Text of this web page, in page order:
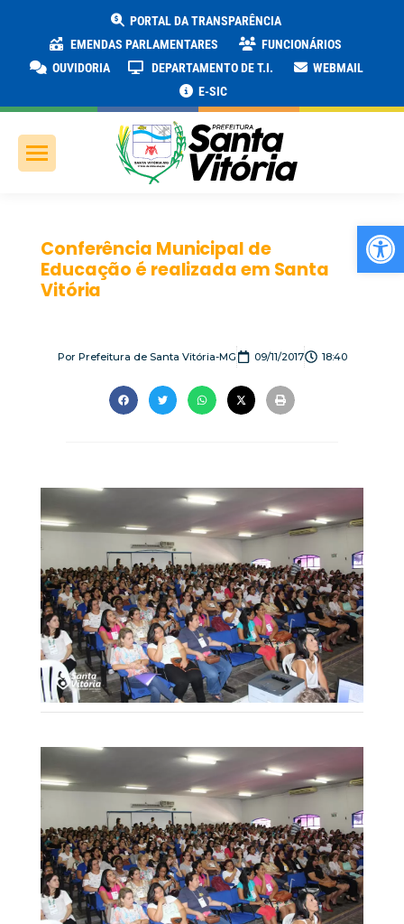
PORTAL DA TRANSPARÊNCIA
EMENDAS PARLAMENTARES
FUNCIONÁRIOS
OUVIDORIA
DEPARTAMENTO DE T.I.
WEBMAIL
E-SIC
Conferência Municipal de
Educação é realizada em Santa
Vitória
PorPrefeitura de Santa Vitória-MG 09/11/2017 18:40